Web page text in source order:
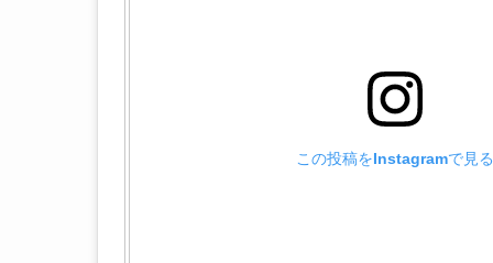
この投稿をInstagramで見る